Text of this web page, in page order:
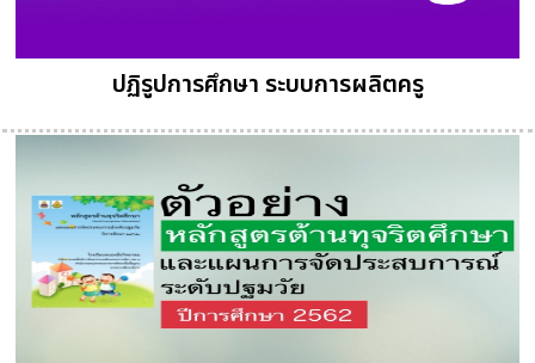
ปฏิรูปการศึกษา ระบบการผลิตครู